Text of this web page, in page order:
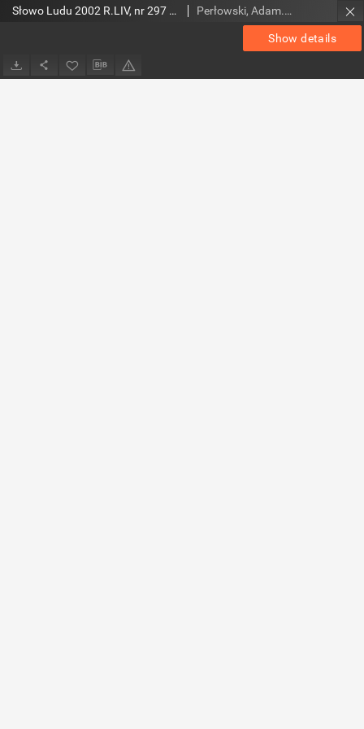
Show details
Słowo Ludu 2002 R.LIV, nr 297 (magazyn) Perłowski, Adam. Red.